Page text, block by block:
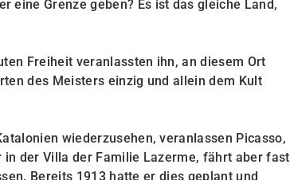
eine Grenze geben? Es ist das gleiche Land,
Freiheit veranlassten ihn, an diesem Ort
des Meisters einzig und allein dem Kult
wiederzusehen, veranlassen Picasso,
der Villa der Familie Lazerme, fährt aber fast
Bereits 1913 hatte er dies geplant und